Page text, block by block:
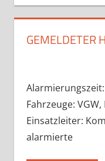
GEMELDETER
Fahrzeuge: VGW,
Einsatzleiter:
alarmierte